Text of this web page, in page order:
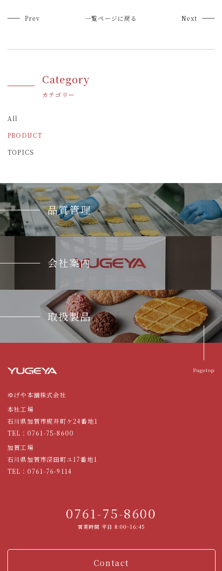
Prev Next
一覧ページに戻る
Category
カテゴリー
All
PRODUCT
TOPICS
品質管理
会社案内
取扱製品
Pagetop
ゆげや本舗株式会社
本社工場
石川県加賀市梶井町ケ24番地1
TEL： 0761-75-8600
加賀工場
石川県加賀市深田町ユ17番地1
TEL： 0761-76-9114
0761-75-8600
営業時間 平日 8:00~16:45
Contact